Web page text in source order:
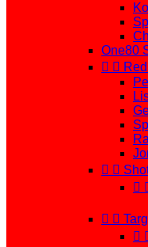
One80
 
 

 
